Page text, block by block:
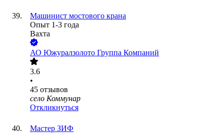
Машинист мостового крана
Опыт 1-3 года
Вахта
АО Южуралзолото Группа Компаний
3.6
•
45 отзывов
село Коммунар
Откликнуться
Мастер ЗИФ